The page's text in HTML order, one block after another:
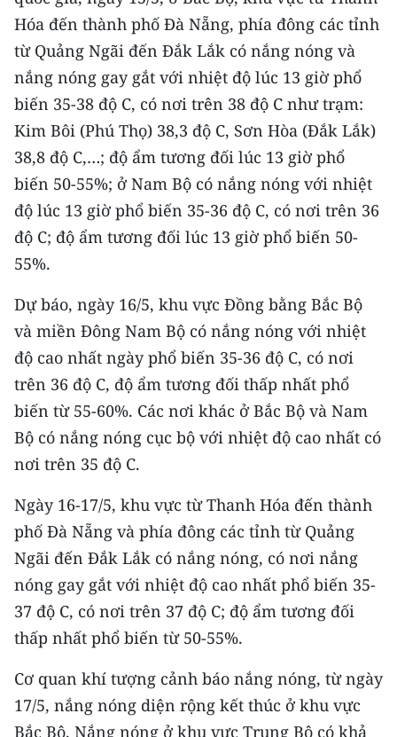
CHƯƠNG TRÌNH OCOP - MỖI XÃ
MỘT SẢN PHẨM
RADIO
MEDIA CENTER
E-Magazine
Video
Media Chính trị
Media Văn hóa
Media Xã hội
Media Pháp luật
Media Du lịch
Media Thể thao
Media Giáo dục
Media Y tế
Media Khoa học - Công nghệ
Media Môi trường
Ảnh
Hóa đến thành phố Đà Nẵng, phía đông các tỉnh
từ Quảng Ngãi đến Đắk Lắk có nắng nóng và
nắng nóng gay gắt với nhiệt độ lúc 13 giờ phổ
biến 35-38 độ C, có nơi trên 38 độ C như trạm:
Kim Bôi (Phú Thọ) 38,3 độ C, Sơn Hòa (Đắk Lắk)
38,8 độ C,…; độ ẩm tương đối lúc 13 giờ phổ
biến 50-55%; ở Nam Bộ có nắng nóng với nhiệt
độ lúc 13 giờ phổ biến 35-36 độ C, có nơi trên 36
độ C; độ ẩm tương đối lúc 13 giờ phổ biến 50-
55%.
Dự báo, ngày 16/5, khu vực Đồng bằng Bắc Bộ
và miền Đông Nam Bộ có nắng nóng với nhiệt
độ cao nhất ngày phổ biến 35-36 độ C, có nơi
trên 36 độ C, độ ẩm tương đối thấp nhất phổ
biến từ 55-60%. Các nơi khác ở Bắc Bộ và Nam
Bộ có nắng nóng cục bộ với nhiệt độ cao nhất có
nơi trên 35 độ C.
Ngày 16-17/5, khu vực từ Thanh Hóa đến thành
phố Đà Nẵng và phía đông các tỉnh từ Quảng
Ngãi đến Đắk Lắk có nắng nóng, có nơi nắng
nóng gay gắt với nhiệt độ cao nhất phổ biến 35-
37 độ C, có nơi trên 37 độ C; độ ẩm tương đối
thấp nhất phổ biến từ 50-55%.
Cơ quan khí tượng cảnh báo nắng nóng, từ ngày
17/5, nắng nóng diện rộng kết thúc ở khu vực
Bắc Bộ. Nắng nóng ở khu vực Trung Bộ có khả